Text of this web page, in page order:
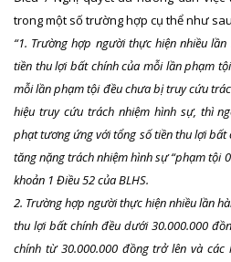
trong một số trường hợp cụ thể như
“1. Trường hợp người thực hiện nhiều
tiền thu lợi bất chính của mỗi lần phạm
mỗi lần phạm tội đều chưa bị truy cứu
hiệu truy cứu trách nhiệm hình sự, thì
phạt tương ứng với tổng số tiền thu lợi
tăng nặng trách nhiệm hình sự “phạm tội
khoản 1 Điều 52 của BLHS.
2. Trường hợp người thực hiện nhiều lần
thu lợi bất chính đều dưới 30.000.000
chính từ 30.000.000 đồng trở lên và